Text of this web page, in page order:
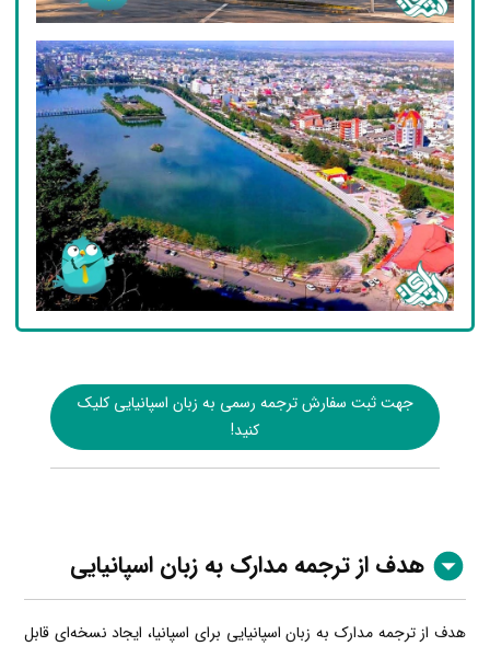
جهت ثبت سفارش ترجمه رسمی به زبان اسپانیایی کلیک
کنید!
هدف از ترجمه مدارک به زبان اسپانیایی
هدف از ترجمه مدارک به زبان اسپانیایی برای اسپانیا، ایجاد نسخه‌ای قابل